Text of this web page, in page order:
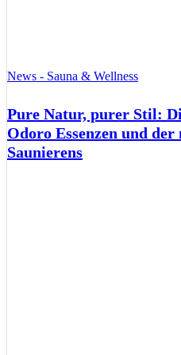
News - Sauna & Wellness
Pure Natur, purer Stil:
Odoro Essenzen und der
Saunierens